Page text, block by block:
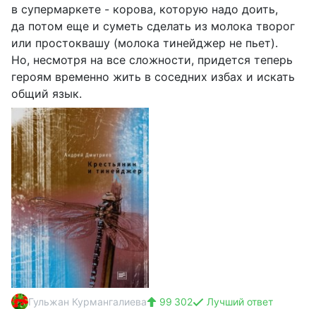
в супермаркете - корова, которую надо доить,
да потом еще и суметь сделать из молока творог
или простоквашу (молока тинейджер не пьет).
Но, несмотря на все сложности, придется теперь
героям временно жить в соседних избах и искать
общий язык.
Гульжан Курмангалиева 99 302
Лучший ответ